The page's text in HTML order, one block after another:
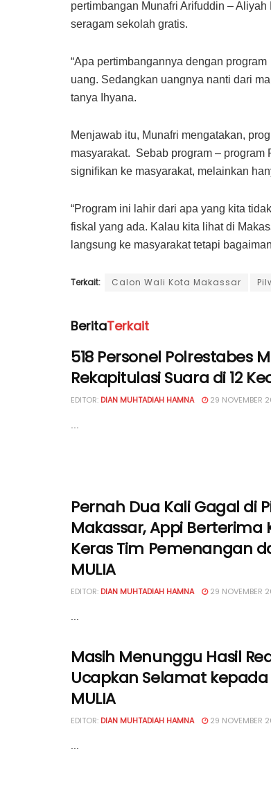
pertimbangan Munafri Arifuddin –
seragam sekolah gratis.
“Apa pertimbangannya dengan
uang. Sedangkan uangnya nanti dari
tanya Ihyana.
Menjawab itu, Munafri mengatakan,
masyarakat. Sebab program – program
signifikan ke masyarakat, melainkan
“Program ini lahir dari apa yang kita
fiskal yang ada. Kalau kita lihat di
langsung ke masyarakat tetapi
Terkait: Calon Wali Kota Makassar
BeritaTerkait
518 Personel Polrestabes
Rekapitulasi Suara di 12
EDITOR: DIAN MUHTADIAH HAMNA 29 NOVEMBER
Pernah Dua Kali Gagal di
Makassar, Appi Berterima
Keras Tim Pemenangan
MULIA
EDITOR: DIAN MUHTADIAH HAMNA 29 NOVEMBER
Masih Menunggu Hasil
Ucapkan Selamat
MULIA
EDITOR: DIAN MUHTADIAH HAMNA 29 NOVEMBER